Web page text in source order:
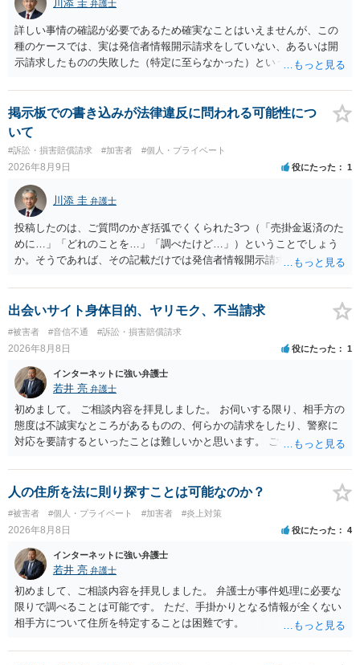
川添 圭 弁護士
詳しい事情の確認が必要であるため確実なことはいえませんが、この
種のケースでは、実は発信者情報開示請求をしていない、あるいは開
示請求したものの失敗した（特定に至らなかった）という事案が比較
な投稿をする場合にはなおさら）。
掲示板での書き込みが法律違反に問われる可能性につ
いて
#訴訟・損害賠償請求 #加害者 #個人・プライベート
2026年8月9日 役にたった 1
川添 圭 弁護士
投稿したのは、ご質問のかぎ括弧でくくられた3つ（「売掛金返済のた
めに…」「どれのことを…」「調べたけど…」）ということでしょう
か。そうであれば、その記載だけでは発信者情報開示請求が認められ
ただ、「328が名誉毀損、偽計業務妨害、侮辱罪、ストーカー等に関す
る法律違反に該当するといわれ」とのことですので、ご質問に書かれ
ていない何らかの背景事情があれば、回答は180度変わるかもしれませ
ん。公開の場で詳細を投稿することは不適当と思われますので、弁護
士へ直接相談した方がよいでしょう。
出会いサイト身体目的、ヤリモク、不当請求
#被害者 #音信不通 #訴訟・損害賠償請求
2026年8月8日 役にたった 1
インターネットに強い弁護士
若井 亮 弁護士
初めまして。 ご相談内容を拝見しました。 お伺いする限り、相手方の
態度は不誠実なところがあるものの、何らかの請求をしたり、警察に
対応を要請するといったことは難しいかと思います。 ご参考になれば
人の住所を法に則り探すことは可能なのか？
#被害者 #個人・プライベート #加害者 #炎上対策
2026年8月8日 役にたった 4
インターネットに強い弁護士
若井 亮 弁護士
初めまして、ご相談内容を拝見しました。 弁護士が事件処理に必要な
限りで調べることは可能です。 ただ、手掛かりとなる情報が全くない
相手方について住所を特定することは困難です。